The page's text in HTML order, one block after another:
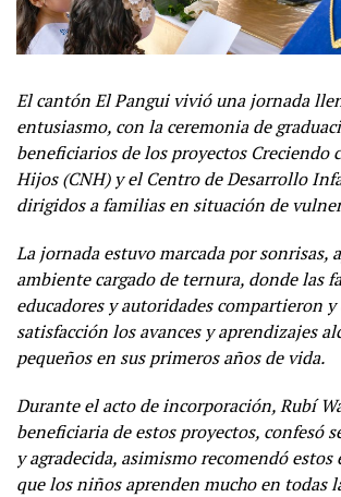
El cantón El Pangui vivió una jornada
entusiasmo, con la ceremonia de
beneficiarios de los proyectos Creciendo
Hijos (CNH) y el Centro de Desarrollo
dirigidos a familias en situación de
La jornada estuvo marcada por sonrisas,
ambiente cargado de ternura, donde las
educadores y autoridades compartieron
satisfacción los avances y aprendizajes
pequeños en sus primeros años de vida.
Durante el acto de incorporación, Rubí
beneficiaria de estos proyectos, confesó
y agradecida, asimismo recomendó estos
que los niños aprenden mucho en todas